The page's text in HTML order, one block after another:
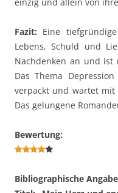
Fazit: Eine
Lebens, Schuld und
Nachdenken an und
Das Thema
verpackt und wartet mit
Das gelungene
Bewertung:
Bibliographische